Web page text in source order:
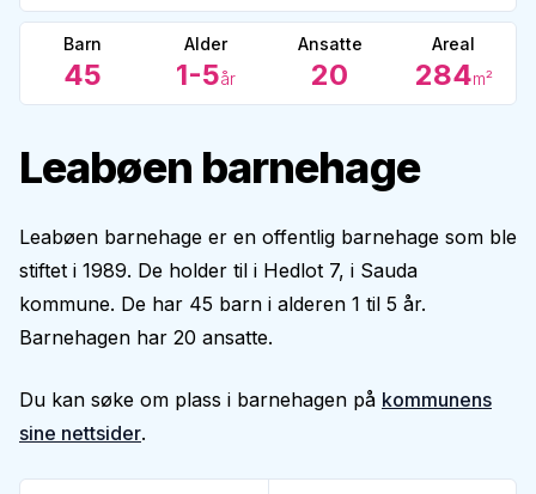
Barn
45
Alder
1-5år
Ansatte
20
Areal
284m²
Leabøen barnehage
Leabøen barnehage er en offentlig barnehage som ble
stiftet i 1989. De holder til i Hedlot 7, i Sauda
kommune. De har 45 barn i alderen 1 til 5 år.
Barnehagen har 20 ansatte.
Du kan søke om plass i barnehagen på kommunens
sine nettsider.